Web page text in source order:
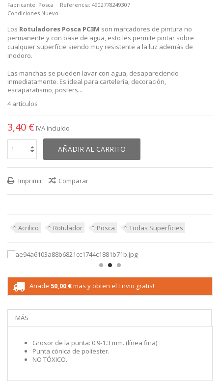
Fabricante: Posca Referencia: 4902778249307
Condiciones Nuevo
Los Rotuladores Posca PC3M son marcadores de pintura no
permanente y con base de agua, esto les permite pintar sobre
cualquier superfície siendo muy resistente a la luz además de
inodoro.
Las manchas se pueden lavar con agua, desapareciendo
inmediatamente. Es ideal para cartelería, decoración,
escaparatismo, posters...
4 artículos
3,40 € IVA incluído
AÑADIR AL CARRITO
Imprimir Comparar
Acrilico Rotulador Posca Todas Superficies
Añade 50,00 €mas y obten el Envio gratis!
MÁS
Grosor de la punta: 0.9-1.3 mm. (línea fina)
Punta cónica de poliester.
NO TÓXICO.